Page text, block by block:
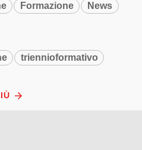
Formazione News
triennioformativo